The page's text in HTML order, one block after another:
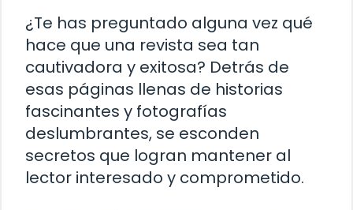
¿Te has preguntado alguna vez qué
hace que una revista sea tan
cautivadora y exitosa? Detrás de
esas páginas llenas de historias
fascinantes y fotografías
deslumbrantes, se esconden
secretos que logran mantener al
lector interesado y comprometido.